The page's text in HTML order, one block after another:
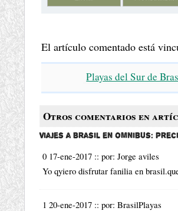
El artículo comentado está
Playas del Sur de
Otros comentarios en
Viajes a Brasil en Omnibus:
0 17-ene-2017 :: por: Jorge aviles
Yo qyiero disfrutar fanilia en
1 20-ene-2017 :: por: BrasilPlayas